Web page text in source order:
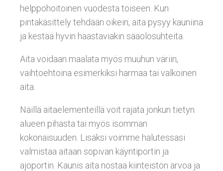
helppohoitoinen vuodesta toiseen. Kun
pintakäsittely tehdään oikein, aita pysyy kauniina
ja kestää hyvin haastaviakin sääolosuhteita.
Aita voidaan maalata myös muuhun väriin,
vaihtoehtoina esimerkiksi harmaa tai valkoinen
aita.
Näillä aitaelementeillä voit rajata jonkun tietyn
alueen pihasta tai myös isomman
kokonaisuuden. Lisäksi voimme halutessasi
valmistaa aitaan sopivan käyntiportin ja
ajoportin. Kaunis aita nostaa kiinteistön arvoa ja